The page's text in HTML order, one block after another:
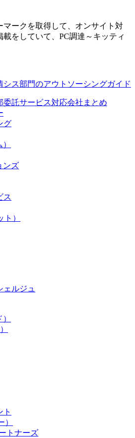
マークを取得して、オンサイト対
をしていて、PC調達～キッティ
ス部門のアウトソーシングガイド
託サービス対応会社まとめ
グ
ンズ
ス
）
ルジュ
ト
トナーズ